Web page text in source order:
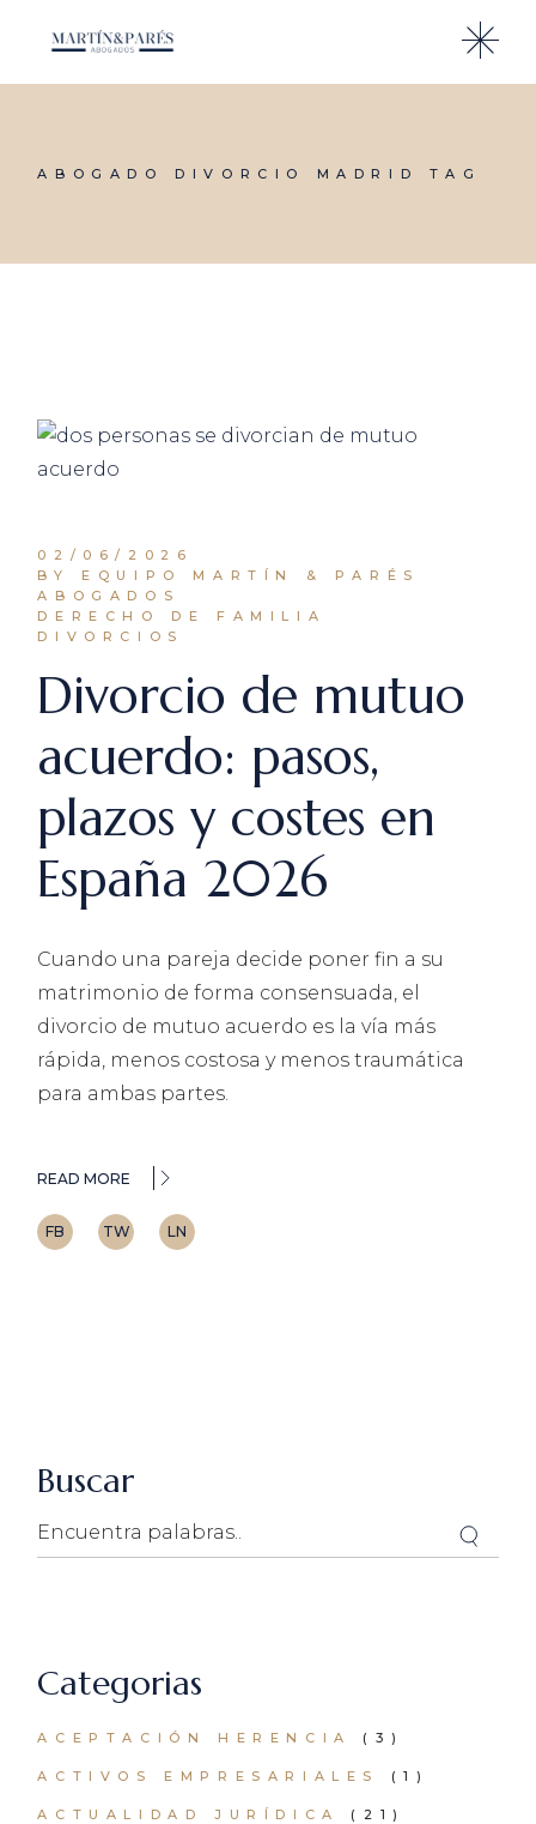
ABOGADO DIVORCIO MADRID TAG
02/06/2026
BY EQUIPO MARTÍN & PARÉS
ABOGADOS
DERECHO DE FAMILIA
DIVORCIOS
Divorcio de mutuo
acuerdo: pasos,
plazos y costes en
España 2026
Cuando una pareja decide poner fin a su
matrimonio de forma consensuada, el
divorcio de mutuo acuerdo es la vía más
rápida, menos costosa y menos traumática
para ambas partes.
READ MORE
FB TW LN
Buscar
Search
Categorias
ACEPTACIÓN HERENCIA (3)
ACTIVOS EMPRESARIALES (1)
ACTUALIDAD JURÍDICA (21)